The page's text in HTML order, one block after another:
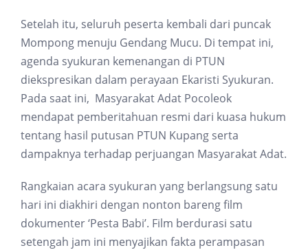
Setelah itu, seluruh peserta kembali dari puncak
Mompong menuju Gendang Mucu. Di tempat ini,
agenda syukuran kemenangan di PTUN
diekspresikan dalam perayaan Ekaristi Syukuran.
Pada saat ini, Masyarakat Adat Pocoleok
mendapat pemberitahuan resmi dari kuasa hukum
tentang hasil putusan PTUN Kupang serta
dampaknya terhadap perjuangan Masyarakat Adat.
Rangkaian acara syukuran yang berlangsung satu
hari ini diakhiri dengan nonton bareng film
dokumenter ‘Pesta Babi’. Film berdurasi satu
setengah jam ini menyajikan fakta perampasan